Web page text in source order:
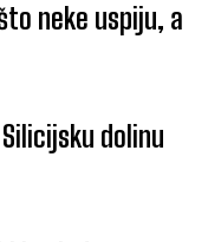
neke uspiju, a
dolinu